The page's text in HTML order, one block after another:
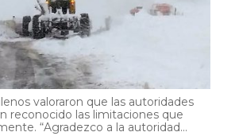
valoraron que las autoridades
reconocido las limitaciones que
“Agradezco a la autoridad...